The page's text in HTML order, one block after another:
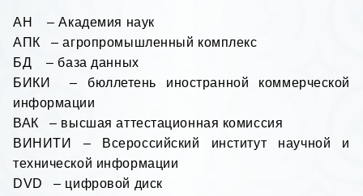
АН – Академия наук
АПК – агропромышленный комплекс
БД – база данных
БИКИ – бюллетень иностранной коммерческой
информации
ВАК – высшая аттестационная комиссия
ВИНИТИ – Всероссийский институт научной и
технической информации
DVD – цифровой диск